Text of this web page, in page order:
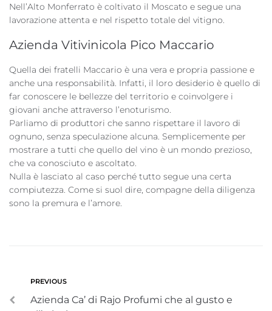
Nell’Alto Monferrato è coltivato il Moscato e segue una
lavorazione attenta e nel rispetto totale del vitigno.
Azienda Vitivinicola Pico Maccario
Quella dei fratelli Maccario è una vera e propria passione e
anche una responsabilità. Infatti, il loro desiderio è quello di
far conoscere le bellezze del territorio e coinvolgere i
giovani anche attraverso l’enoturismo.
Parliamo di produttori che sanno rispettare il lavoro di
ognuno, senza speculazione alcuna. Semplicemente per
mostrare a tutti che quello del vino è un mondo prezioso,
che va conosciuto e ascoltato.
Nulla è lasciato al caso perché tutto segue una certa
compiutezza. Come si suol dire, compagne della diligenza
sono la premura e l’amore.
PREVIOUS
Azienda Ca’ di Rajo Profumi che al gusto e